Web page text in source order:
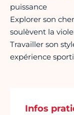
puissance
Explorer son
soulèvent la
Travailler son
expérience
Infos